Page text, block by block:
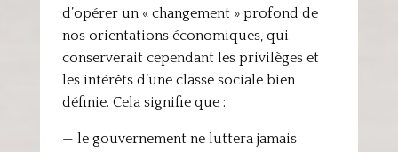
d’opérer un « changement » profond de
nos orientations économiques, qui
conserverait cependant les privilèges et
les intérêts d’une classe sociale bien
définie. Cela signifie que :
— le gouvernement ne luttera jamais